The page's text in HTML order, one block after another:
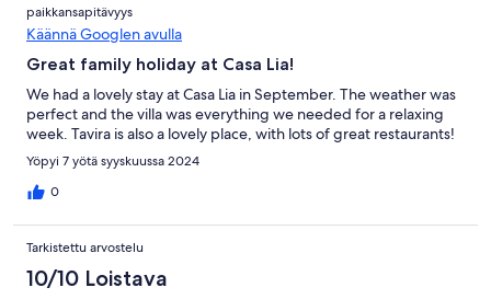
paikkansapitävyys
Käännä Googlen avulla
Great family holiday at Casa Lia!
We had a lovely stay at Casa Lia in September. The weather was
perfect and the villa was everything we needed for a relaxing
week. Tavira is also a lovely place, with lots of great restaurants!
Yöpyi 7 yötä syyskuussa 2024
0
Tarkistettu arvostelu
10/10 Loistava